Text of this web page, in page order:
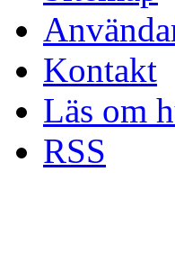
Kontakt
Läs om
RSS